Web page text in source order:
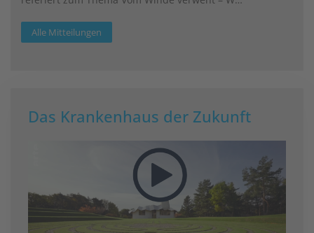
Alle Mitteilungen
Das Krankenhaus der Zukunft